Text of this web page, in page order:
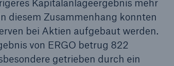
Kapitalanlageergebnis mehr
diesem Zusammenhang konnten
bei Aktien aufgebaut werden.
von ERGO betrug 822
getrieben durch ein